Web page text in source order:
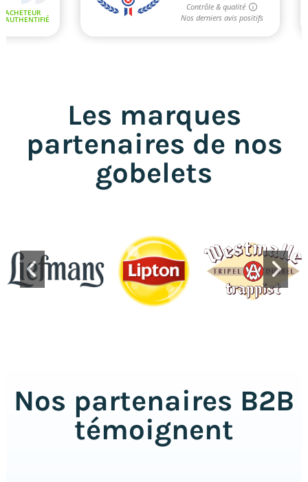
Les marques
partenaires de nos
gobelets
Nos partenaires B2B
témoignent